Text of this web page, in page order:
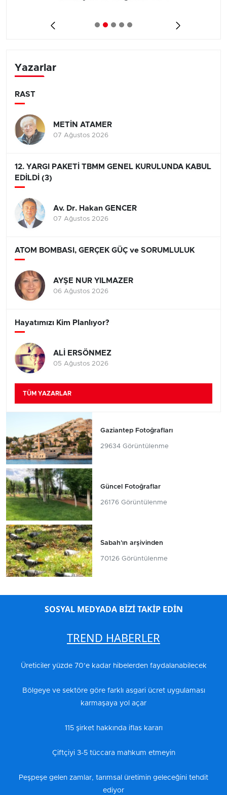
Yazarlar
RAST
METİN ATAMER
07 Ağustos 2026
12. YARGI PAKETİ TBMM GENEL KURULUNDA KABUL
EDİLDİ (3)
Av. Dr. Hakan GENCER
07 Ağustos 2026
ATOM BOMBASI, GERÇEK GÜÇ ve SORUMLULUK
AYŞE NUR YILMAZER
06 Ağustos 2026
Hayatımızı Kim Planlıyor?
ALİ ERSÖNMEZ
05 Ağustos 2026
TÜM YAZARLAR
Gaziantep Fotoğrafları
29634 Görüntülenme
Güncel Fotoğraflar
26176 Görüntülenme
Sabah'ın arşivinden
70126 Görüntülenme
SOSYAL MEDYADA BİZİ TAKİP EDİN
TREND HABERLER
Üreticiler yüzde 70’e kadar hibelerden faydalanabilecek
Bölgeye ve sektöre göre farklı asgari ücret uygulaması
karmaşaya yol açar
115 şirket hakkında iflas kararı
Çiftçiyi 3-5 tüccara mahkum etmeyin
Peşpeşe gelen zamlar, tarımsal üretimin geleceğini tehdit
ediyor